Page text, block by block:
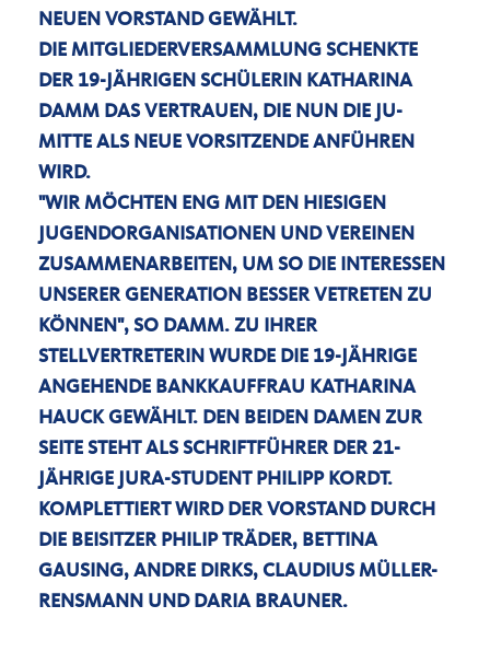
NEUEN VORSTAND GEWÄHLT.
DIE MITGLIEDERVERSAMMLUNG SCHENKTE
DER 19-JÄHRIGEN SCHÜLERIN KATHARINA
DAMM DAS VERTRAUEN, DIE NUN DIE JU-
MITTE ALS NEUE VORSITZENDE ANFÜHREN
WIRD.
"WIR MÖCHTEN ENG MIT DEN HIESIGEN
JUGENDORGANISATIONEN UND VEREINEN
ZUSAMMENARBEITEN, UM SO DIE INTERESSEN
UNSERER GENERATION BESSER VETRETEN ZU
KÖNNEN", SO DAMM. ZU IHRER
STELLVERTRETERIN WURDE DIE 19-JÄHRIGE
ANGEHENDE BANKKAUFFRAU KATHARINA
HAUCK GEWÄHLT. DEN BEIDEN DAMEN ZUR
SEITE STEHT ALS SCHRIFTFÜHRER DER 21-
JÄHRIGE JURA-STUDENT PHILIPP KORDT.
KOMPLETTIERT WIRD DER VORSTAND DURCH
DIE BEISITZER PHILIP TRÄDER, BETTINA
GAUSING, ANDRE DIRKS, CLAUDIUS MÜLLER-
RENSMANN UND DARIA BRAUNER.